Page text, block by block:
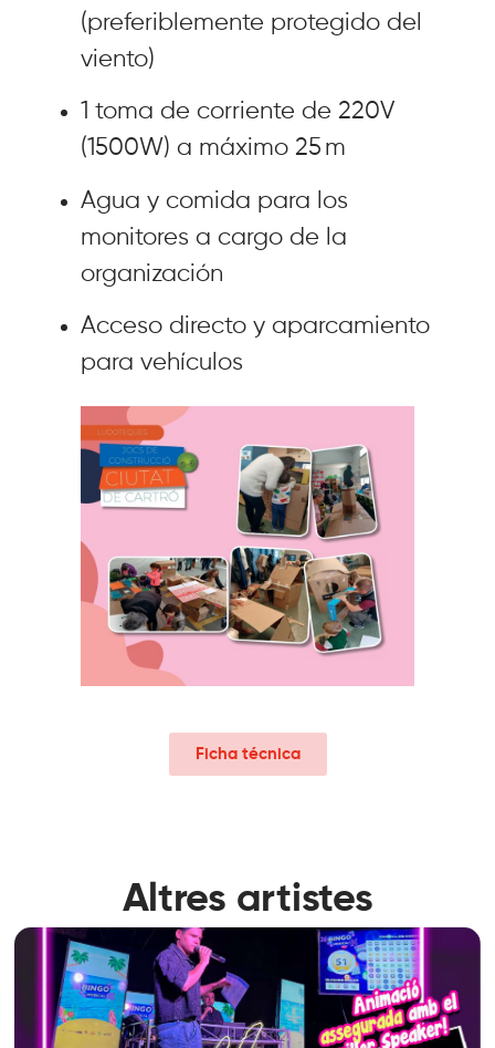
(preferiblemente protegido del
viento)
1 toma de corriente de 220V
(1500W) a máximo 25 m
Agua y comida para los
monitores a cargo de la
organización
Acceso directo y aparcamiento
para vehículos
Ficha técnica
Altres artistes